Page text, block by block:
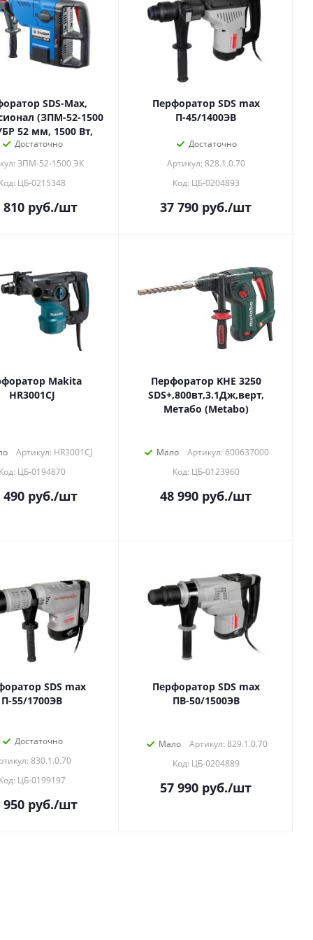
SDS-Max,
(ЗПМ-52-1500
ЭК) ЗУБР 52 мм, 1500 Вт,
Достаточно
ЗПМ-52-1500 ЭК
ЦБ-0215348
810 руб./шт
Перфоратор SDS max
П-45/1400ЭВ
Достаточно
Артикул: 828.1.0.70
Код: ЦБ-0204893
37 790 руб./шт
Makita
HR3001CJ
Артикул: HR3001CJ
ЦБ-0194870
490 руб./шт
Перфоратор KHE 3250
SDS+,800вт,3.1Дж,верт,
Метабо (Metabo)
Мало
Артикул: 600637000
Код: ЦБ-0123960
48 990 руб./шт
SDS max
П-55/1700ЭВ
Достаточно
830.1.0.70
ЦБ-0199197
950 руб./шт
Перфоратор SDS max
ПВ-50/1500ЭВ
Мало
Артикул: 829.1.0.70
Код: ЦБ-0204889
57 990 руб./шт